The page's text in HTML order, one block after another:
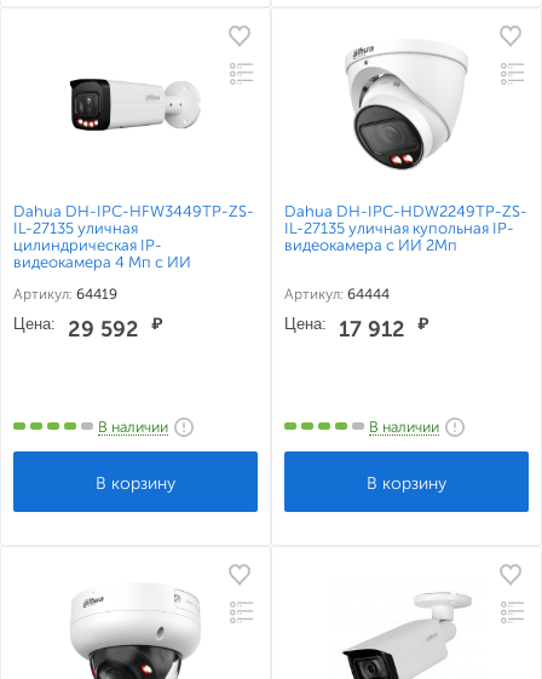
Dahua DH-IPC-HFW3449TP-ZS-
IL-27135 уличная
цилиндрическая IP-
видеокамера 4 Мп с ИИ
Артикул: 64419
Цена: 29 592 ₽
В наличии
Dahua DH-IPC-HDW2249TP-ZS-
IL-27135 уличная купольная IP-
видеокамера с ИИ 2Мп
Артикул: 64444
Цена: 17 912 ₽
В наличии